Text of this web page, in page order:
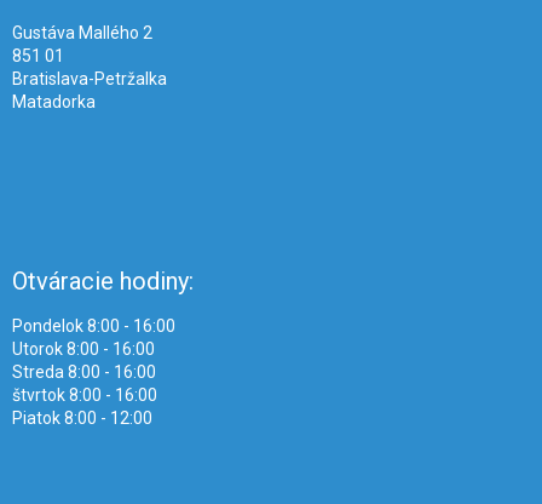
Gustáva Mallého 2
851 01
Bratislava-Petržalka
Matadorka
Otváracie hodiny:
Pondelok 8:00 - 16:00
Utorok 8:00 - 16:00
Streda 8:00 - 16:00
štvrtok 8:00 - 16:00
Piatok 8:00 - 12:00